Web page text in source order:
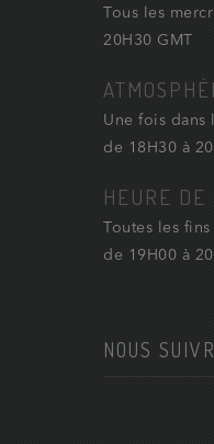
Tous les
20H30 GMT
Une fois dans
de 18H30 à
HEURE DE
Toutes les
de 19H00 à
NOUS